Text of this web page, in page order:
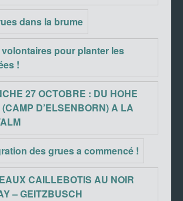
dans la brume
volontaires pour planter les
!
27 OCTOBRE : DU HOHE
D’ELSENBORN) A LA
des grues a commencé !
CAILLEBOTIS AU NOIR
– GEITZBUSCH